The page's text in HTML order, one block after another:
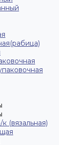
(вязальная)